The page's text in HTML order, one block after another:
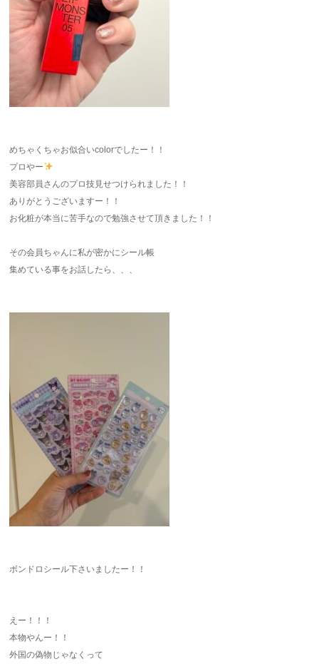
めちゃくちゃお似合いcolorでしたー！！
プロやー
美容部員さんのプロ技見せつけられました！！
ありがとうございますー！！
お化粧が本当に苦手なので勉強させて頂きました！！
その会員ちゃんに私が密かにシール帳
集めている事をお話したら、、、
ボンドロシール下さいましたー！！
えー！！！
本物やんー！！
外国の偽物じゃなくって